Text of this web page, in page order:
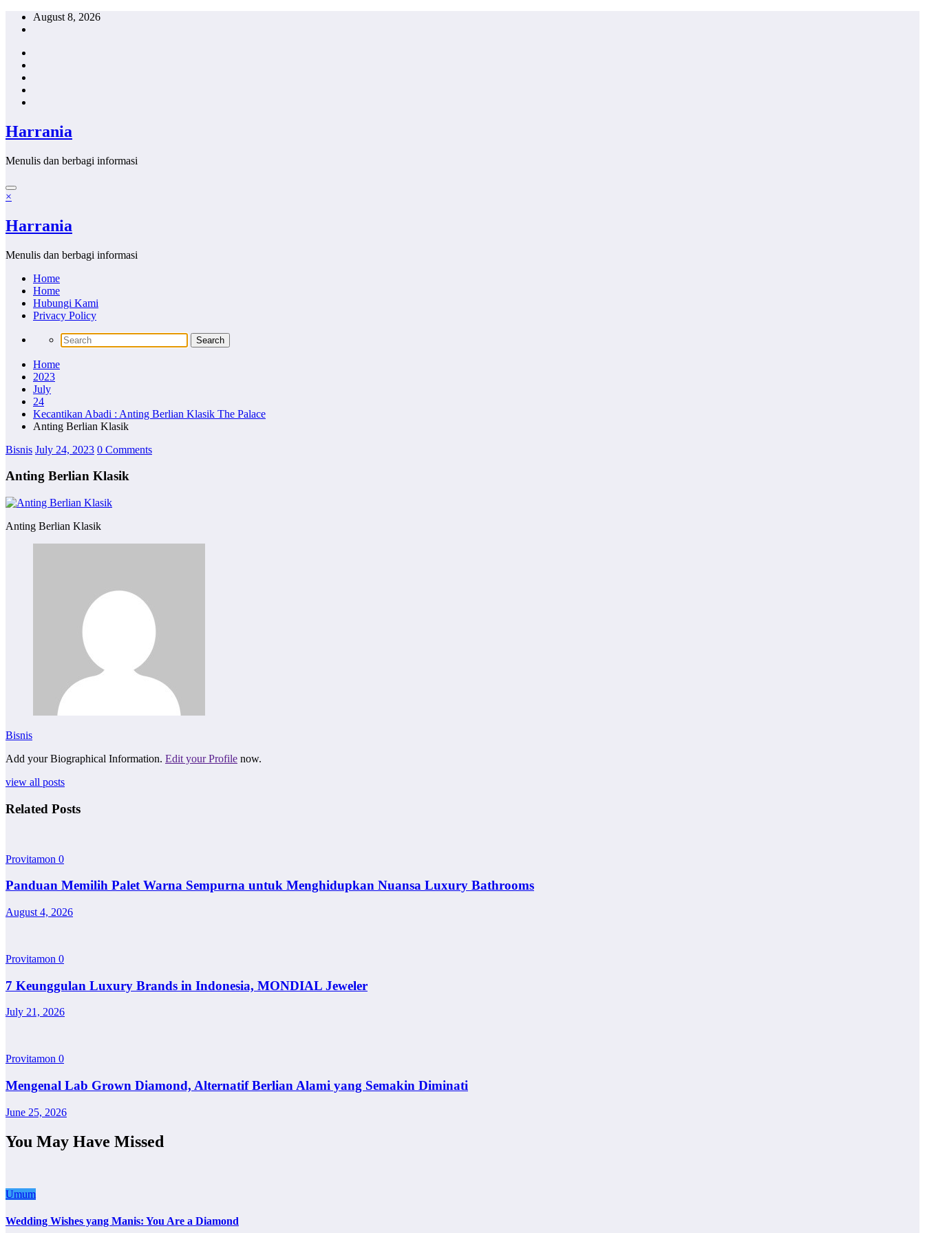
Skip
August 8, 2026
Harrania
Menulis dan berbagi informasi
×
Harrania
Menulis dan berbagi informasi
Home
Home
Hubungi Kami
Privacy Policy
Home
2023
July
24
Kecantikan Abadi : Anting Berlian Klasik The Palace
Anting Berlian Klasik
Bisnis July 24, 2023 0 Comments
Anting Berlian Klasik
Anting Berlian Klasik
Bisnis
Add your Biographical Information. Edit your Profile now.
view all posts
Related Posts
Provitamon 0
Panduan Memilih Palet Warna Sempurna untuk Menghidupkan Nuansa Luxury Bathrooms
August 4, 2026
Provitamon 0
7 Keunggulan Luxury Brands in Indonesia, MONDIAL Jeweler
July 21, 2026
Provitamon 0
Mengenal Lab Grown Diamond, Alternatif Berlian Alami yang Semakin Diminati
June 25, 2026
You May Have Missed
Umum
Wedding Wishes yang Manis: You Are a Diamond